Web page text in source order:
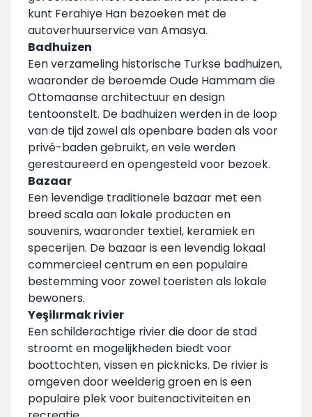
kunt Ferahiye Han bezoeken met de
autoverhuurservice van Amasya.
Badhuizen
Een verzameling historische Turkse badhuizen,
waaronder de beroemde Oude Hammam die
Ottomaanse architectuur en design
tentoonstelt. De badhuizen werden in de loop
van de tijd zowel als openbare baden als voor
privé-baden gebruikt, en vele werden
gerestaureerd en opengesteld voor bezoek.
Bazaar
Een levendige traditionele bazaar met een
breed scala aan lokale producten en
souvenirs, waaronder textiel, keramiek en
specerijen. De bazaar is een levendig lokaal
commercieel centrum en een populaire
bestemming voor zowel toeristen als lokale
bewoners.
Yeşilırmak rivier
Een schilderachtige rivier die door de stad
stroomt en mogelijkheden biedt voor
boottochten, vissen en picknicks. De rivier is
omgeven door weelderig groen en is een
populaire plek voor buitenactiviteiten en